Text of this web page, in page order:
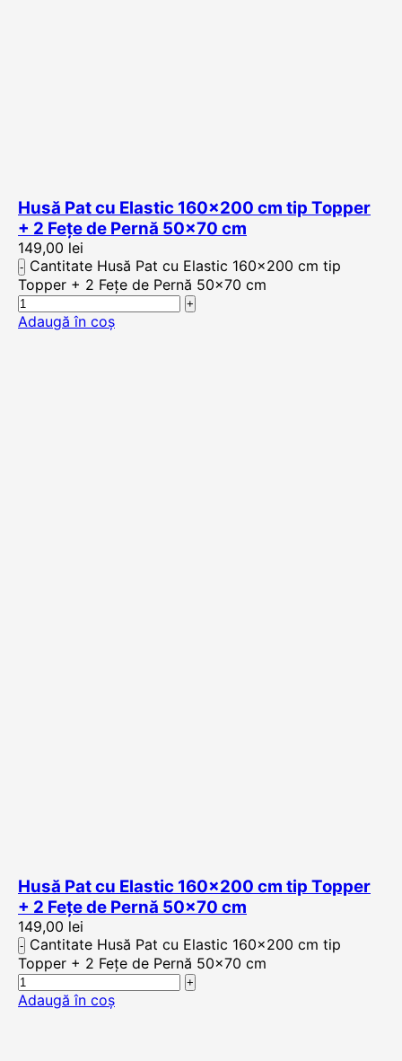
Husă Pat cu Elastic 160×200 cm tip Topper
+ 2 Fețe de Pernă 50×70 cm
149,00 lei
Cantitate Husă Pat cu Elastic 160x200 cm tip
Topper + 2 Fețe de Pernă 50x70 cm
Adaugă în coș
Husă Pat cu Elastic 160×200 cm tip Topper
+ 2 Fețe de Pernă 50×70 cm
149,00 lei
Cantitate Husă Pat cu Elastic 160x200 cm tip
Topper + 2 Fețe de Pernă 50x70 cm
Adaugă în coș